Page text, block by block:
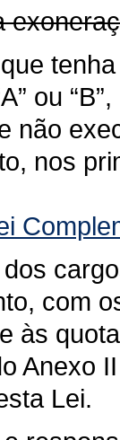
ou
não
nos
com
às
Anexo
Lei.